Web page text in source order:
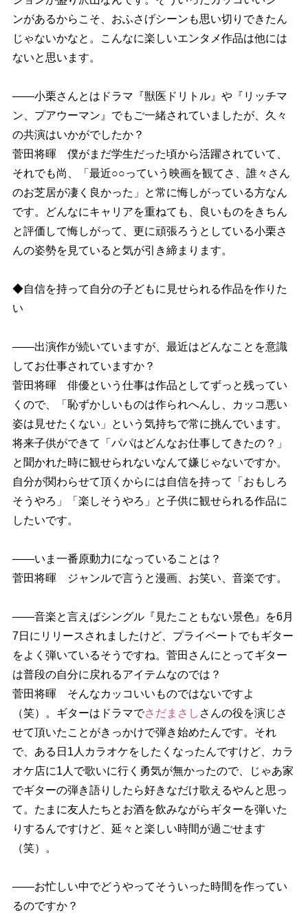
ンがあるからこそ、おふさげシーンも思い切りできたん
じゃないかなと。こんなに楽しいエンタメ作品は他には
ないと思います。
――小栗さんとはドラマ『獣医ドリトル』や『リッチマ
ン、プアウーマン』でもご一緒されていましたが、久々
の共演はいかがでしたか？
菅田将暉 僕がまだ学生だった頃から活躍されていて、
それでも尚、「最近○○っていう映画を観てさ、誰々さん
のお芝居が凄く良かった」と常に悔しがっている方なん
です。どんなにキャリアを重ねても、良いものをきちん
と評価して悔しがって、更に頑張ろうとしている小栗さ
んの姿勢を見ていると気が引き締まります。
◆自信を持って自分の子どもに見せられる作品を作りた
い
――出演作が続いていますが、最近はどんなことを意識
してお仕事されていますか？
菅田将暉 俳優という仕事は作品としてずっと残ってい
くので、「恥ずかしいものは作られへんし、カッコ悪い
姿は見せたくない」という気持ちで常に挑んでいます。
将来子供ができて「パパはどんなお仕事してきたの？」
と聞かれた時に観せられないなんて嫌じゃないですか。
自分が関わらせて頂くからには自信を持って「おもしろ
そうやろ」「楽しそうやろ」と子供に観せられる作品に
したいです。
――いま一番原動力になっていることは？
菅田将暉 ジャンルで言うと漫画、お笑い、音楽です。
――音楽と言えばシングル『見たこともない景色』を6月
7日にリリースされましたけど、プライベートでもギター
をよく弾いているそうですね。菅田さんにとってギター
は普段の自分に戻れるアイテムなのでは？
菅田将暉 そんなカッコいいものではないですよ
（笑）。ギターはドラマでさだまさし さんの役を演じさ
せて頂いたことがきっかけで弾き始めたんです。それ
で、ある日1人カラオケをしたくなったんですけど、カラ
オケ店に1人で歌いに行く勇気が無かったので、じゃあ家
でギターの弾き語りしたら好きなだけ歌えるやんと思っ
て。たまに友人たちとお酒を飲みながらギターを弾いた
りするんですけど、延々と楽しい時間が過ごせます
（笑）。
――お忙しい中でどうやってそういった時間を作ってい
るのですか？